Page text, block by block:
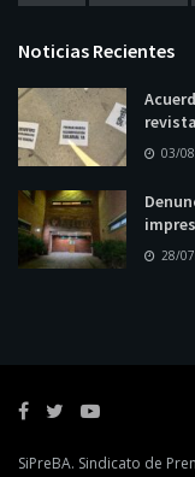
Noticias Recientes
03/
28/
SiPreBA. Sindicato de